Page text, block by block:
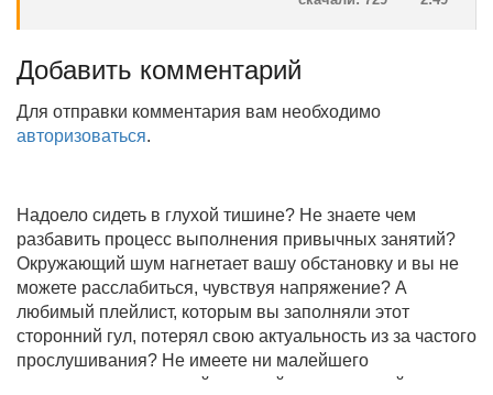
Добавить комментарий
Для отправки комментария вам необходимо
авторизоваться.
Надоело сидеть в глухой тишине? Не знаете чем
разбавить процесс выполнения привычных занятий?
Окружающий шум нагнетает вашу обстановку и вы не
можете расслабиться, чувствуя напряжение? А
любимый плейлист, которым вы заполняли этот
сторонний гул, потерял свою актуальность из за частого
прослушивания? Не имеете ни малейшего
представления, где найти новый качественный контент